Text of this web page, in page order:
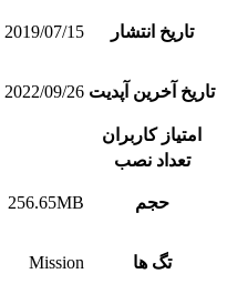
تاریخ انتشار 2019/07/15
تاریخ آخرین آپدیت 2022/09/26
امتیاز کاربران
تعداد نصب
حجم 256.65MB
تگ ها Mission